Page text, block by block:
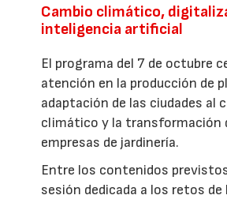
Cambio climático,
inteligencia artificial
El programa del 7 de octubre
atención en la producción de
adaptación de las ciudades al
climático y la transformación
empresas de jardinería.
Entre los contenidos
sesión dedicada a los retos